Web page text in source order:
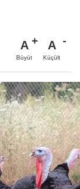
A
Büyüt
A
Küçült